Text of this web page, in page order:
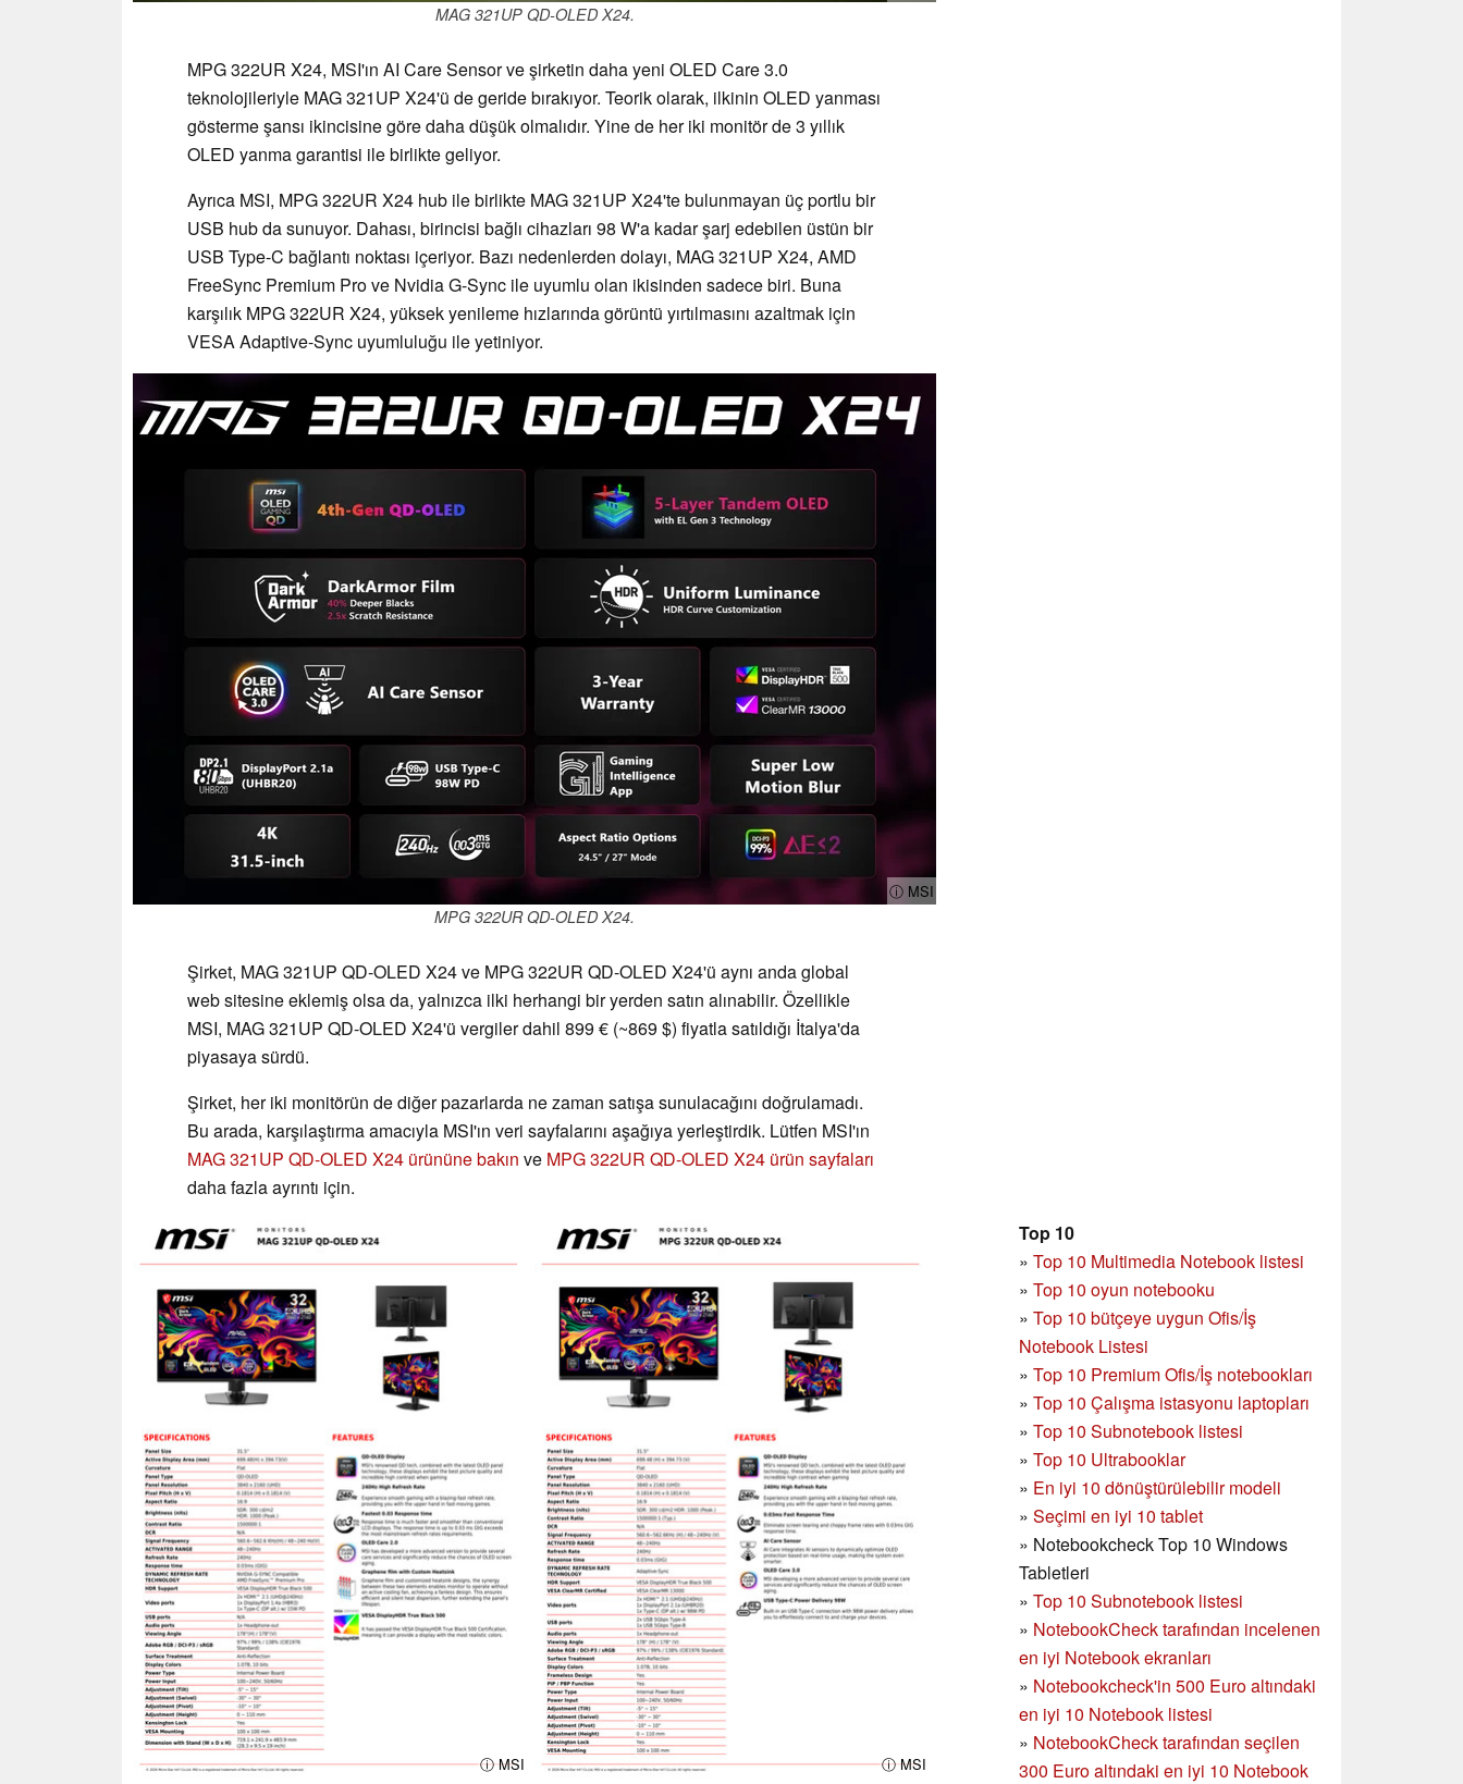
MAG 321UP QD-OLED X24.
MPG 322UR X24, MSI'ın AI Care Sensor ve şirketin daha yeni OLED Care 3.0
teknolojileriyle MAG 321UP X24'ü de geride bırakıyor. Teorik olarak, ilkinin OLED yanması
gösterme şansı ikincisine göre daha düşük olmalıdır. Yine de her iki monitör de 3 yıllık
OLED yanma garantisi ile birlikte geliyor.
Ayrıca MSI, MPG 322UR X24 hub ile birlikte MAG 321UP X24'te bulunmayan üç portlu bir
USB hub da sunuyor. Dahası, birincisi bağlı cihazları 98 W'a kadar şarj edebilen üstün bir
USB Type-C bağlantı noktası içeriyor. Bazı nedenlerden dolayı, MAG 321UP X24, AMD
FreeSync Premium Pro ve Nvidia G-Sync ile uyumlu olan ikisinden sadece biri. Buna
karşılık MPG 322UR X24, yüksek yenileme hızlarında görüntü yırtılmasını azaltmak için
VESA Adaptive-Sync uyumluluğu ile yetiniyor.
ⓘ MSI
MPG 322UR QD-OLED X24.
Şirket, MAG 321UP QD-OLED X24 ve MPG 322UR QD-OLED X24'ü aynı anda global
web sitesine eklemiş olsa da, yalnızca ilki herhangi bir yerden satın alınabilir. Özellikle
MSI, MAG 321UP QD-OLED X24'ü vergiler dahil 899 € (~869 $) fiyatla satıldığı İtalya'da
piyasaya sürdü.
Şirket, her iki monitörün de diğer pazarlarda ne zaman satışa sunulacağını doğrulamadı.
Bu arada, karşılaştırma amacıyla MSI'ın veri sayfalarını aşağıya yerleştirdik. Lütfen MSI'ın
MAG 321UP QD-OLED X24 ürününe bakın ve MPG 322UR QD-OLED X24 ürün sayfaları
daha fazla ayrıntı için.
Top 10
» Top 10 Multimedia Notebook listesi
» Top 10 oyun notebooku
» Top 10 bütçeye uygun Ofis/İş
Notebook Listesi
» Top 10 Premium Ofis/İş notebookları
» Top 10 Çalışma istasyonu laptopları
» Top 10 Subnotebook listesi
» Top 10 Ultrabooklar
» En iyi 10 dönüştürülebilir modeli
» Seçimi en iyi 10 tablet
» Notebookcheck Top 10 Windows
Tabletleri
» Top 10 Subnotebook listesi
» NotebookCheck tarafından incelenen
en iyi Notebook ekranları
» Notebookcheck'in 500 Euro altındaki
en iyi 10 Notebook listesi
» NotebookCheck tarafından seçilen
300 Euro altındaki en iyi 10 Notebook
ⓘ MSI ⓘ MSI